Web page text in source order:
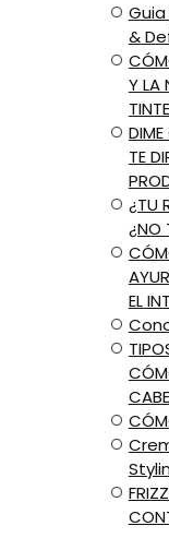
&
Y LA
TE
¿TU
¿NO
EL